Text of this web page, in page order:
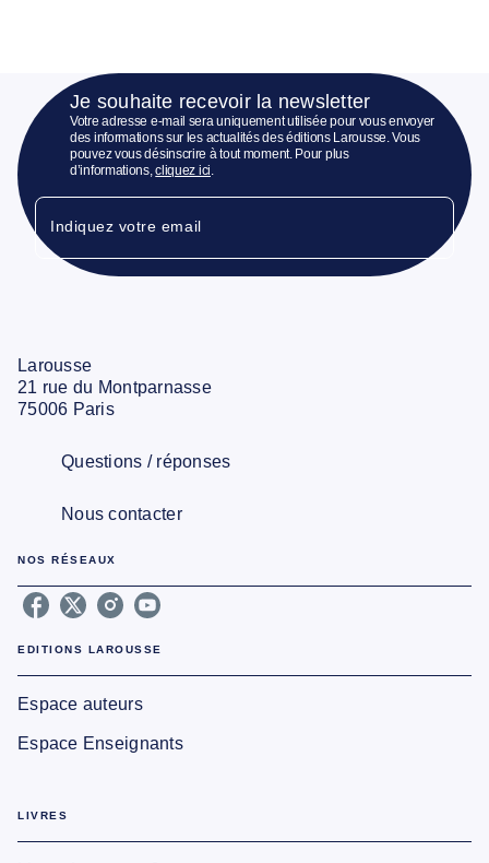
Je souhaite recevoir la newsletter
Votre adresse e-mail sera uniquement utilisée pour vous envoyer
des informations sur les actualités des éditions Larousse. Vous
pouvez vous désinscrire à tout moment. Pour plus
d’informations,cliquez ici.
Indiquez votre email
Larousse
21 rue du Montparnasse
75006 Paris
Questions / réponses
Nous contacter
NOS RÉSEAUX
EDITIONS LAROUSSE
Espace auteurs
Espace Enseignants
LIVRES